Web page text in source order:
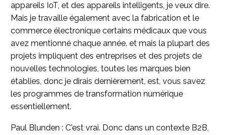
appareils IoT, et des appareils intelligents, je veux dire.
Mais je travaille également avec la fabrication et le
commerce électronique certains médicaux que vous
avez mentionné chaque année. et mais la plupart des
projets impliquent des entreprises et des projets de
nouvelles technologies, toutes les marques bien
établies, donc je dirais dernièrement, est, vous savez
les programmes de transformation numérique
essentiellement.
Paul Blunden : C'est vrai. Donc dans un contexte B2B,